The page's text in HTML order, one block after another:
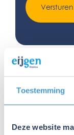
Toestemming
Deze website
Bij een
actuele